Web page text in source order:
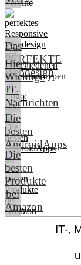
Das
PERFEKTE
Webdesign
Hier:
Wichtige
IT-
Nachrichten
Die
besten
AndroidApps
Die
besten
Produkte
bei
Amazon
IT-,